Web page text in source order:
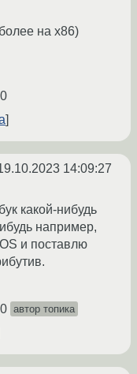
на x86)
14:09:27
какой-нибудь
например,
и поставлю
автор топика